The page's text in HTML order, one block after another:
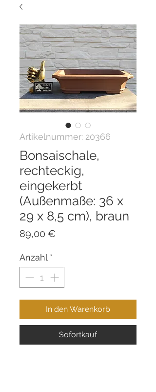
Artikelnummer: 20366
Bonsaischale,
rechteckig,
eingekerbt
(Außenmaße: 36 x
29 x 8,5 cm), braun
89,00 €
Anzahl *
In den Warenkorb
Sofortkauf